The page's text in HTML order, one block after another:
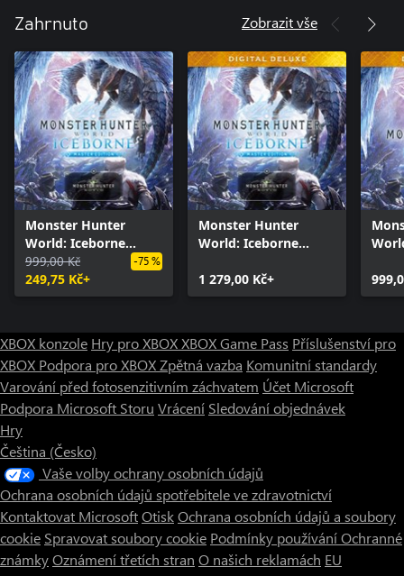
Zahrnuto Zobrazit vše
Monster Hunter
World: Iceborne
Master Edition
999,00 Kč
249,75 Kč+
-75 %
Monster Hunter
World: Iceborne
Deluxe
1 279,00 Kč+
XBOX konzole Hry pro XBOXXBOX Game Pass Příslušenství pro
XBOX Podpora pro XBOXZpětná vazba Komunitní standardy
Varování před fotosenzitivním záchvatem Účet Microsoft
Podpora Microsoft Storu Vrácení Sledování objednávek
Hry
Čeština (Česko)
Vaše volby ochrany osobních údajů
Ochrana osobních údajů spotřebitele ve zdravotnictví
Kontaktovat MicrosoftOtiskOchrana osobních údajů a soubory
cookie Spravovat soubory cookie Podmínky používáníOchranné
známkyOznámení třetích stran O našich reklamách EU